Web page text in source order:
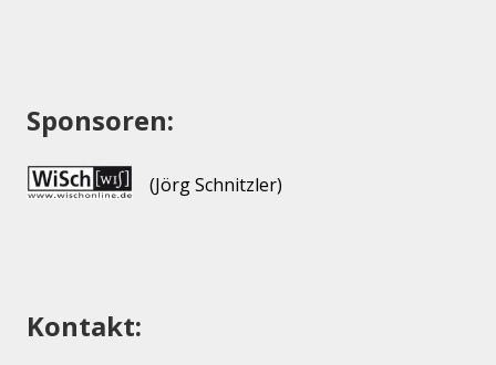
Sponsoren:
(Jörg Schnitzler)
Kontakt: